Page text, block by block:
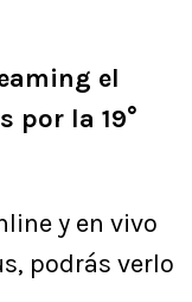
el
por la 19°
y en vivo
podrás verlo